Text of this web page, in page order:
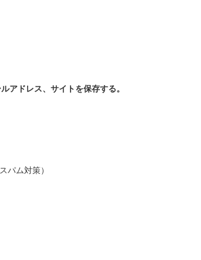
アドレス、サイトを保存する。
パム対策）